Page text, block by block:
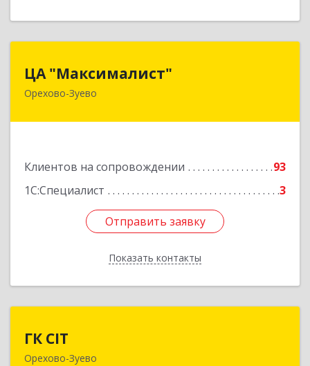
ЦА "Максималист"
Орехово-Зуево
Клиентов на сопровождении
93
1С:Специалист
3
Отправить заявку
Показать контакты
142600, Московская обл, Орехово-Зуево г,
Отправить заявку
Назад
ГК CIT
Орехово-Зуево
142600, Московская обл, Орехово-Зуево г,